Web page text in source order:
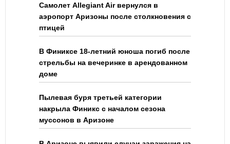
Самолет Allegiant Air вернулся в
аэропорт Аризоны после столкновения с
птицей
В Финиксе 18-летний юноша погиб после
стрельбы на вечеринке в арендованном
доме
Пылевая буря третьей категории
накрыла Финикс с началом сезона
муссонов в Аризоне